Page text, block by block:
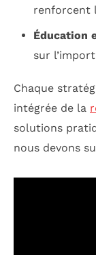
renforcent
Éducation
sur
Chaque
intégrée de la
solutions
nous devons